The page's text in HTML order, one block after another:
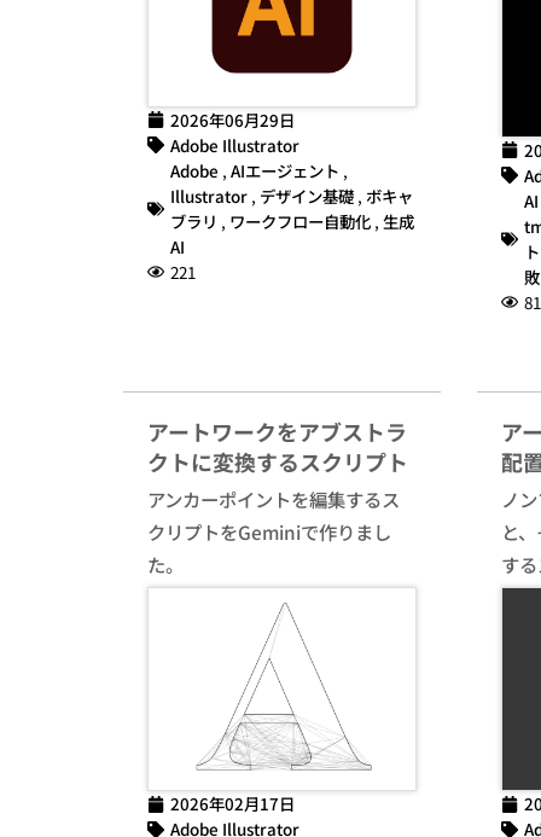
2026年06月29日
Adobe Illustrator
Adobe , AIエージェント ,
Illustrator , デザイン基礎 , ボキャ
ブラリ , ワークフロー自動化 , 生成
AI
221
AI
敗
アートワークをアブストラ
クトに変換するスクリプト
アンカーポイントを編集するス
クリプトをGeminiで作りまし
た。
2026年02月17日
Adobe Illustrator
ア
配
ノ
と
す